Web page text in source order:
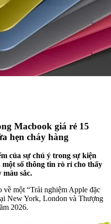
Macbook giá rẻ 15
hẹn cháy hàng
của sự chú ý trong sự kiện
số thông tin rò rỉ cho thấy
màu sắc.
về một “Trải nghiệm Apple đặc
New York, London và Thượng
2026.